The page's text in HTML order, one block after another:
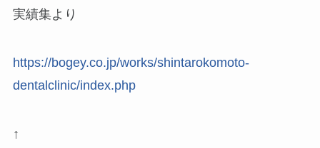
実績集より
https://bogey.co.jp/works/shintarokomoto-
dentalclinic/index.php
↑